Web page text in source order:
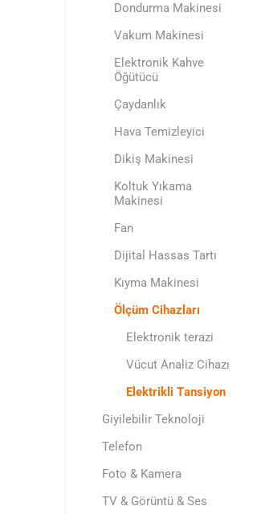
Dondurma Makinesi
Vakum Makinesi
Elektronik Kahve
Öğütücü
Çaydanlık
Hava Temizleyici
Dikiş Мakinesi
Koltuk Yıkama
Makinesi
Fan
Dijital Hassas Tartı
Kıyma Мakinesi
Ölçüm Cihazları
Elektronik terazi
Vücut Analiz Cihazı
Еlektrikli Тansiyon
Giyilebilir Teknoloji
Telefon
Foto & Kamera
TV & Görüntü & Ses